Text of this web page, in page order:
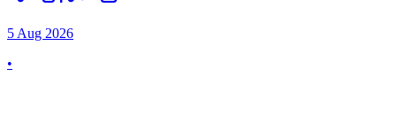
5 Aug 2026
•